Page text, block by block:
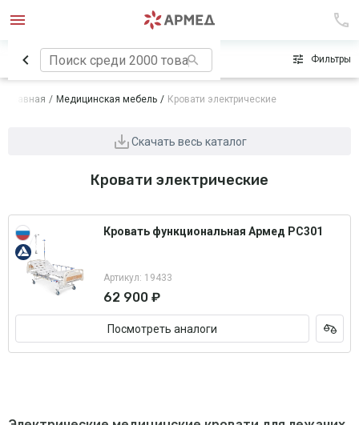
Сначала популярные Фильтры
Главная Медицинская мебель Кровати электрические
Скачать весь каталог
Кровати электрические
Кровать функциональная Армед РС301
Артикул: 19433
62 900 ₽
Посмотреть аналоги